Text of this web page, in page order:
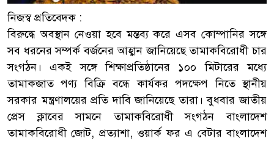
নিজস্ব প্রতিবেদক :
বিরুদ্ধে অবস্থান নেওয়া হবে মন্তব্য করে এসব কোম্পানির সঙ্গে
সব ধরনের সম্পর্ক বর্জনের আহ্বান জানিয়েছে তামাকবিরোধী চার
সংগঠন। একই সঙ্গে শিক্ষাপ্রতিষ্ঠানের ১০০ মিটারের মধ্যে
তামাকজাত পণ্য বিক্রি বন্ধে কার্যকর পদক্ষেপ নিতে স্থানীয়
সরকার মন্ত্রণালয়ের প্রতি দাবি জানিয়েছে তারা। বুধবার জাতীয়
প্রেস ক্লাবের সামনে তামাকবিরোধী সংগঠন বাংলাদেশ
তামাকবিরোধী জোট, প্রত্যাশা, ওয়ার্ক ফর এ বেটার বাংলাদেশ